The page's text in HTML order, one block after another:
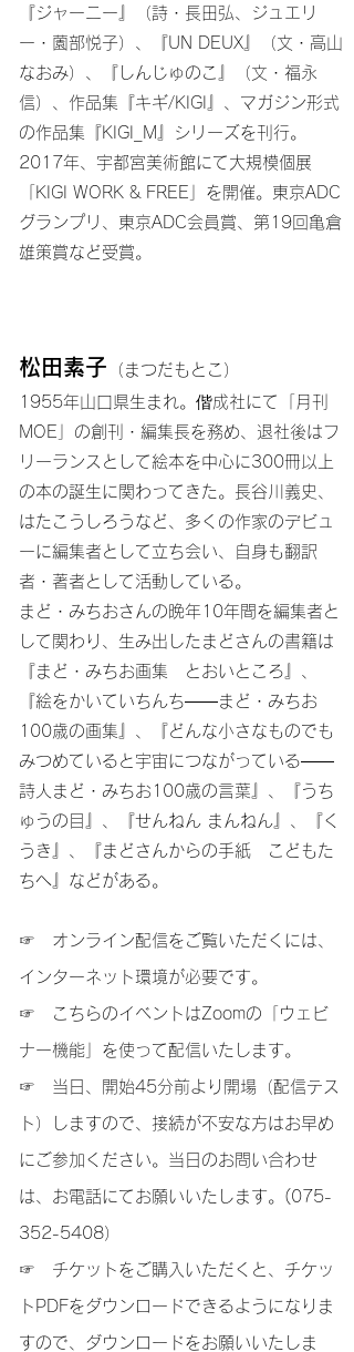
『ジャーニー』（詩・長田弘、ジュエリ
ー・薗部悦子）、『UN DEUX』（文・高山
なおみ）、『しんじゅのこ』（文・福永
信）、作品集『キギ/KIGI』、マガジン形式
の作品集『KIGI_M』シリーズを刊行。
2017年、宇都宮美術館にて大規模個展
「KIGI WORK & FREE」を開催。東京ADC
グランプリ、東京ADC会員賞、第19回亀倉
雄策賞など受賞。
松田素子 （まつだもとこ）
1955年山口県生まれ。偕成社にて「月刊
MOE」の創刊・編集長を務め、退社後はフ
リーランスとして絵本を中心に300冊以上
の本の誕生に関わってきた。長谷川義史、
はたこうしろうなど、多くの作家のデビュ
ーに編集者として立ち会い、自身も翻訳
者・著者として活動している。
まど・みちおさんの晩年10年間を編集者と
して関わり、生み出したまどさんの書籍は
『まど・みちお画集 とおいところ』、
『絵をかいていちんち――まど・みちお
100歳の画集』、『どんな小さなものでも
みつめていると宇宙につながっている――
詩人まど・みちお100歳の言葉』、『うち
ゅうの目』、『せんねん まんねん』、『く
うき』、『まどさんからの手紙 こどもた
ちへ』などがある。
☞ オンライン配信をご覧いただくには、
インターネット環境が必要です。
☞ こちらのイベントはZoomの「ウェビ
ナー機能」を使って配信いたします。
☞ 当日、開始45分前より開場（配信テス
ト）しますので、接続が不安な方はお早め
にご参加ください。当日のお問い合わせ
は、お電話にてお願いいたします。(075-
352-5408）
☞ チケットをご購入いただくと、チケッ
トPDFをダウンロードできるようになりま
すので、ダウンロードをお願いいたしま